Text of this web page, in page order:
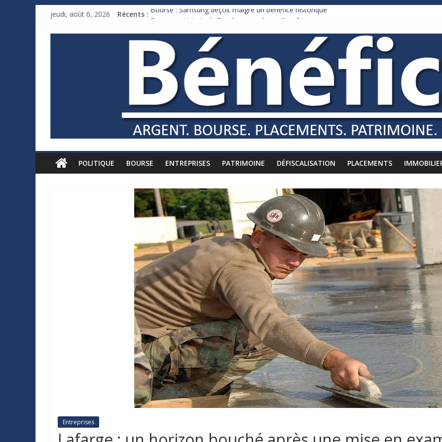
jeudi, août 6, 2026 Récents : Bourse : Samsung déçoit malgré un bénéfice historique
Xavier Niel, le milliardaire qui ne touche presque rien
Ruée des fortunes russes vers l’étranger
France : le logement mis à l’épreuve par la chaleur
POLITIQUE BOURSE ENTREPRISES PATRIMOINE DÉFISCALISATION PLACEMENTS
Entreprises